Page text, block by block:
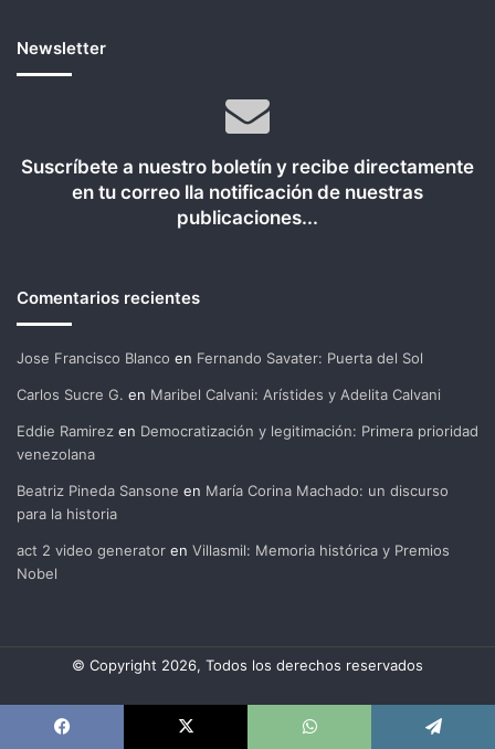
Newsletter
Suscríbete a nuestro boletín y recibe directamente
en tu correo lla notificación de nuestras
publicaciones...
Comentarios recientes
Jose Francisco Blanco en Fernando Savater: Puerta del Sol
Carlos Sucre G. en Maribel Calvani: Arístides y Adelita Calvani
Eddie Ramirez en Democratización y legitimación: Primera prioridad
venezolana
Beatriz Pineda Sansone en María Corina Machado: un discurso
para la historia
act 2 video generator en Villasmil: Memoria histórica y Premios
Nobel
© Copyright 2026, Todos los derechos reservados